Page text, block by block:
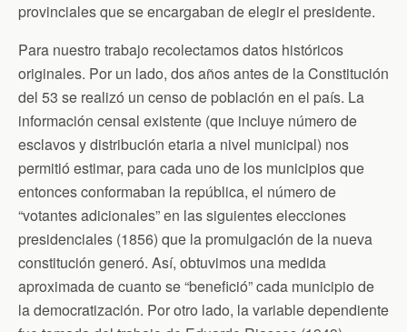
provinciales que se encargaban de elegir el presidente.
Para nuestro trabajo recolectamos datos históricos
originales. Por un lado, dos años antes de la Constitución
del 53 se realizó un censo de población en el país. La
información censal existente (que incluye número de
esclavos y distribución etaria a nivel municipal) nos
permitió estimar, para cada uno de los municipios que
entonces conformaban la república, el número de
“votantes adicionales” en las siguientes elecciones
presidenciales (1856) que la promulgación de la nueva
constitución generó. Así, obtuvimos una medida
aproximada de cuanto se “benefició” cada municipio de
la democratización. Por otro lado, la variable dependiente